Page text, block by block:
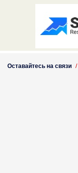
Оставайтесь на связи /